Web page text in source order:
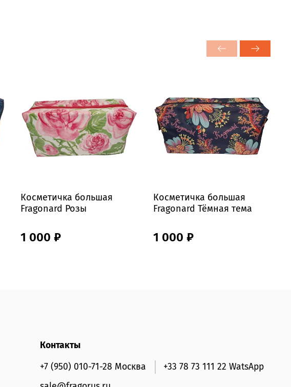
Косметичка большая
Fragonard Розы
1 000 ₽
Косметичка большая
Fragonard Тёмная тема
1 000 ₽
Контакты
+7 (950) 010-71-28 Москва
+33 78 73 111 22 WatsApp